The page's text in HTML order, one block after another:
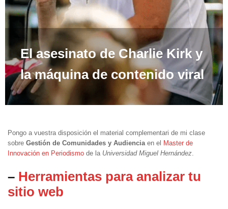
El asesinato de Charlie Kirk y
la máquina de contenido viral
Pongo a vuestra disposición el material complementari de mi clase
sobre Gestión de Comunidades y Audienciaen el Master de
Innovación en Periodismo de la Universidad Miguel Hernández.
– Herramientas para analizar tu
sitio web